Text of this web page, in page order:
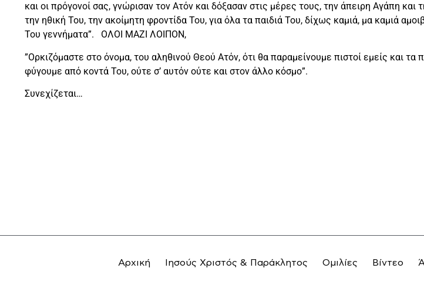
και οι πρόγονοί σας, γνώρισαν τον Ατόν και δόξασαν στις μέρες τους, την άπειρη Αγάπη
την ηθική Του, την ακοίμητη φροντίδα Του, για όλα τα παιδιά Του, δίχως καμιά, μα καμιά
Του γεννήματα”. ΟΛΟΙ ΜΑΖΙ ΛΟΙΠΟΝ,
”Ορκιζόμαστε στο όνομα, του αληθινού Θεού Ατόν, ότι θα παραμείνουμε πιστοί εμείς και
φύγουμε από κοντά Του, ούτε σ’ αυτόν ούτε και στον άλλο κόσμο”.
Συνεχίζεται…
Αρχική Ιησούς Χριστός & Παράκλητος Ομιλίες Βίντεο